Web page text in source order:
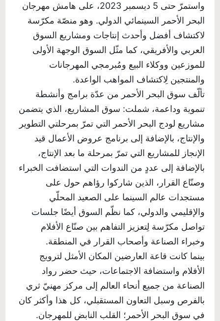
واستمرّ حتى 5 ديسمبر 2023، على هامش مهرجان
البحر الأحمر السينمائي الدولي. وهو منصّة مكرّسة
لاكتشاف أفضل وأحدث إنتاجات ومشاريع السوق
العربي والأفريقي، كما مثّل السوق الوجهة الأولى
للموزعين ووكلاء البيع ومُبرمجي المهرجانات
والمنتجين لِاكتشاف المواهب الواعدة.
تألّف سوق البحر الأحمر من عدّة برامج وأنشطة
تنموية وداعمة، شملت: سوق المشاريع، الذي يتضمن
مشاريع لودج البحر الأحمر التي تمرّ بمرحلتي التطوير
والإنتاج، بالإضافة إلى برنامج عروض الأعمال قيد
الإنجاز للمشاريع التي تمرّ بمرحلة ما بعد الإنتاج،
بالإضافة إلى عددٍ من الندوات التي استضافت الخبراء
وصنّاع القرار، الذين شاركوا رؤاهم حول على
مستجدات عالم السينما على الصعيد المحلّي
والإقليمي والدولي، كما نظّم السوق أيضًا جلسات
تواصل مكرّسة لِتعزيز التفاهم بين صنّاع الأفلام
وخبراء الصناعة وأصحاب القرار في المنطقة.
بينما كانت قاعة العارضين المكان الأمثل لترويج
الأفلام واستضافة الاجتماعات، حيث حضر رواد
الصناعة من جميع أنحاء العالم إلى مركز مهنيّ ثري
بالفرص وسبل التعاون المستقبلي، كل هذا وأكثر كان
في سوق البحر الأحمر؛ القلب النابض للمهرجان.